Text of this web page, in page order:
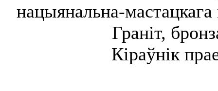
нацыянальна-
Граніт,
Кіраўнік